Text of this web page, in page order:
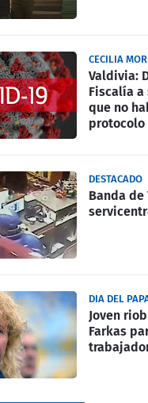
CECILIA
Valdivia:
Fiscalía a
que no
protocolo
DESTACADO
Banda de
DIA DEL
Joven
Farkas